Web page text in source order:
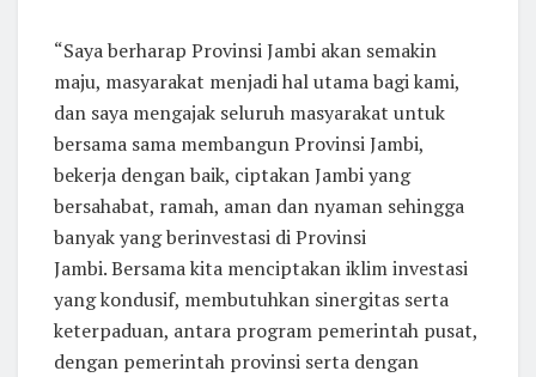
“Saya berharap Provinsi Jambi akan semakin
maju, masyarakat menjadi hal utama bagi kami,
dan saya mengajak seluruh masyarakat untuk
bersama sama membangun Provinsi Jambi,
bekerja dengan baik, ciptakan Jambi yang
bersahabat, ramah, aman dan nyaman sehingga
banyak yang berinvestasi di Provinsi
Jambi. Bersama kita menciptakan iklim investasi
yang kondusif, membutuhkan sinergitas serta
keterpaduan, antara program pemerintah pusat,
dengan pemerintah provinsi serta dengan